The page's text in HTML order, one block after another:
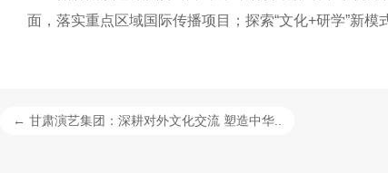
面，落实重点区域国际传播项目；探索“文化+研学”新
← 甘肃演艺集团：深耕对外文化交流 塑造中华..